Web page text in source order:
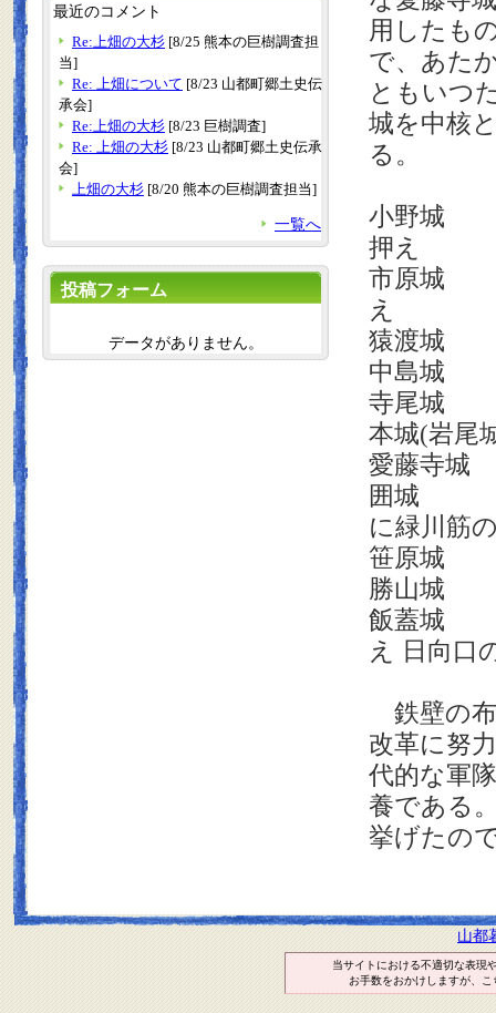
用したも
で、あた
ともいつ
城を中核
る。
小野城
押え
市原城
え
猿渡城
中島城
寺尾城
本城(岩尾
愛藤寺城
囲城 渡
に緑川筋
笹原城
勝山城
飯蓋城 飯
え 日向口
鉄壁の布
改革に努
代的な軍
養である
挙げたの
最近のコメント
Re:上畑の大杉 [8/25 熊本の巨樹調査担
当]
Re: 上畑について [8/23 山都町郷土史伝
承会]
Re:上畑の大杉 [8/23 巨樹調査]
Re: 上畑の大杉 [8/23 山都町郷土史伝承
会]
上畑の大杉 [8/20 熊本の巨樹調査担当]
一覧へ
投稿フォーム
データがありません。
山都
当サイトにおける不適切な表現
お手数をおかけしますが、こ